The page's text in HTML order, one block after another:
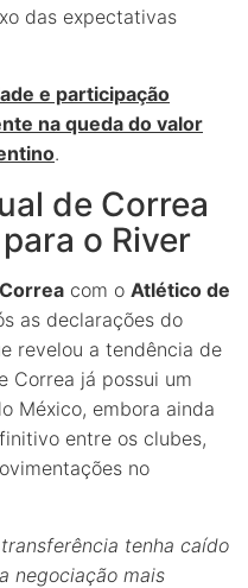
das expectativas
e participação
na queda do valor
.
de Correa
o River
com o Atlético de
as declarações do
revelou a tendência de
Correa já possui um
México, embora ainda
entre os clubes,
no
tenha caído
negociação mais